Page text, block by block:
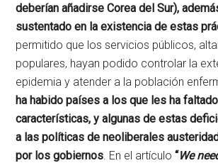
deberían añadirse Corea del Sur),
sustentado en la existencia de estas
permitido que los servicios públicos,
populares, hayan podido controlar la
epidemia y atender a la población
ha habido países a los que les ha
características, y algunas de estas
a las políticas de neoliberales
por los gobiernos. En el artículo“We